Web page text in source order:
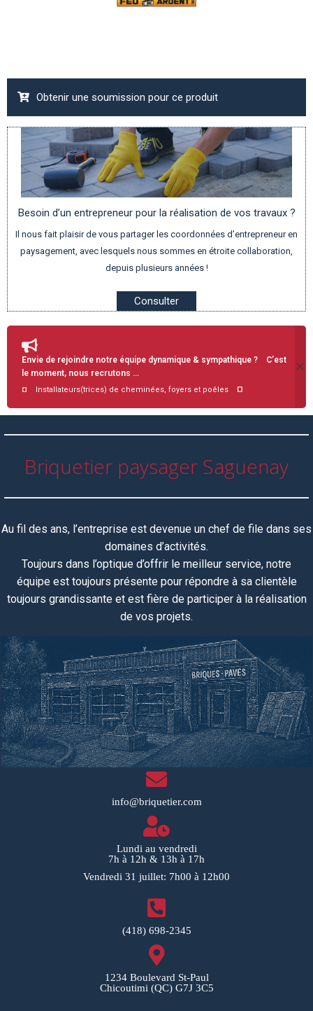
Obtenir une soumission pour ce produit
Besoin d’un entrepreneur pour la réalisation de vos travaux ?
Il nous fait plaisir de vous partager les coordonnées d’entrepreneur en
paysagement, avec lesquels nous sommes en étroite collaboration,
depuis plusieurs années !
Consulter
Envie de rejoindre notre équipe dynamique & sympathique ? C’est
le moment, nous recrutons …
¤ Installateurs(trices) de cheminées, foyers et poêles ¤
Briquetier paysager Saguenay
Au fil des ans, l’entreprise est devenue un chef de file dans ses
domaines d’activités.
Toujours dans l’optique d’offrir le meilleur service, notre
équipe est toujours présente pour répondre à sa clientèle
toujours grandissante et est fière de participer à la réalisation
de vos projets.
info@briquetier.com
Lundi au vendredi
7h à 12h & 13h à 17h
Vendredi 31 juillet: 7h00 à 12h00
(418) 698-2345
1234 Boulevard St-Paul
Chicoutimi (QC) G7J 3C5